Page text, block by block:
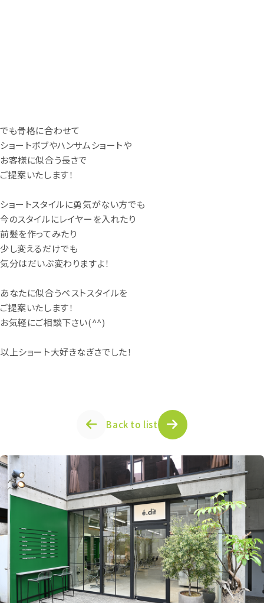
でも骨格に合わせて
ショートボブやハンサムショートや
お客様に似合う長さで
ご提案いたします！
ショートスタイルに勇気がない方でも
今のスタイルにレイヤーを入れたり
前髪を作ってみたり
少し変えるだけでも
気分はだいぶ変わりますよ！
あなたに似合うベストスタイルを
ご提案いたします！
お気軽にご相談下さい(^^)
以上ショート大好きなぎさでした！
Back to list